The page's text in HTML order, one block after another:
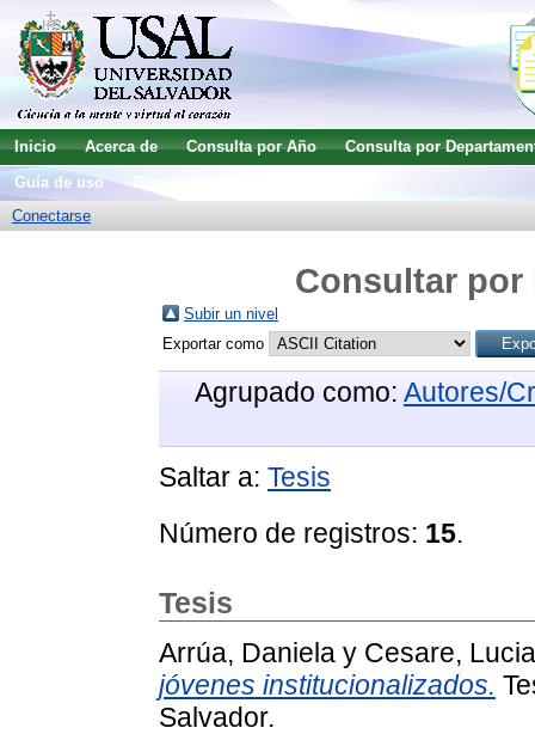
Inicio Acerca de Consulta por Año
Consulta por
Guía de uso
Conectarse
Consultar
Subir un nivel
Exportar como
Agrupado como: Autores/
Saltar a: Tesis
Número de registros: 15.
Tesis
Arrúa, Daniela y Cesare,
jóvenes institucionalizados.
Salvador.